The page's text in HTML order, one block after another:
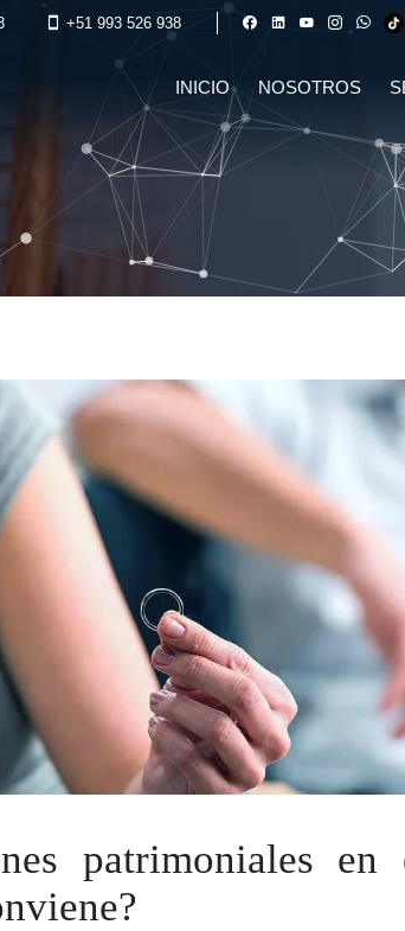
+51 993 526 938
INICIO NOSOTROS
DERECHO FINANCIERO Y
CRIPTOMONEDAS
DERECHO CIVIL
DERECHO EMPRESARIAL
CORPORATIVO
DERECHO INMOBILIARIO
ASESORÍA EN DERECHO
patrimoniales en